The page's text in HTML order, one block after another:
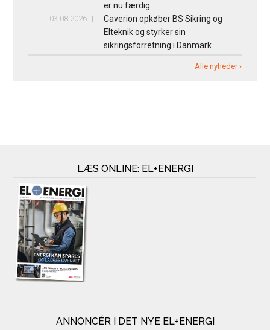
er nu færdig
03.08.2026
Caverion opkøber BS Sikring og
Elteknik og styrker sin
sikringsforretning i Danmark
Alle nyheder ›
LÆS ONLINE: EL+ENERGI
ANNONCÉR I DET NYE EL+ENERGI